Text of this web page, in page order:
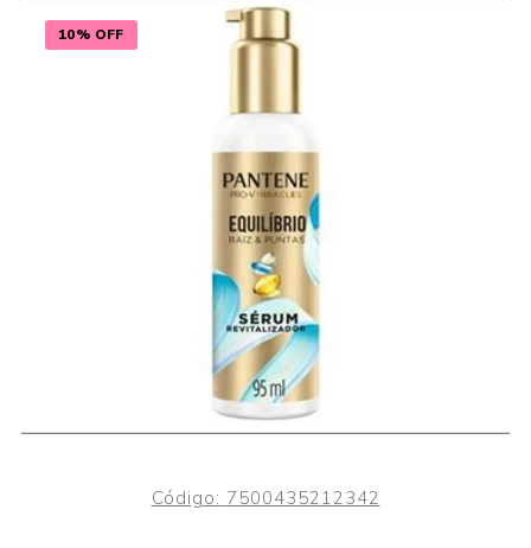
10% OFF
Código: 7500435212342